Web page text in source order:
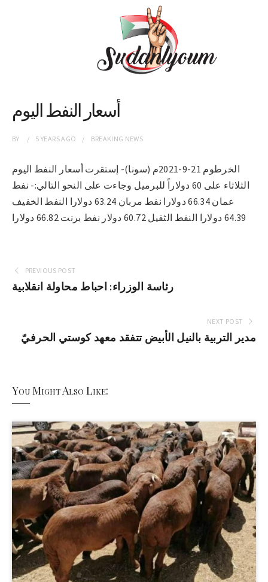
أسعار النفط اليوم
BY 5 YEARSAGO BREAKING NEWS
الخرطوم 21-9-2021م (سونا)- إستقرت أسعار النفط اليوم
الثلاثاء على 60 دولاراً للبرميل وجاءت على النحو التالي:- نفط
عمان 66.34 دولارا نفط مربان 63.24 دولارا النفط الخفيف
64.39 دولارا النفط الثقيل 60.72 دولار نفط برنت 66.82 دولارا
PREVIOUS POST
رئاسة الوزراء: احباط محاولة انقلابية
NEXT POST
مدير التربية بالنيل الأبيض تتفقد معهد كوستي الحرفيّ
You Might Also Like: